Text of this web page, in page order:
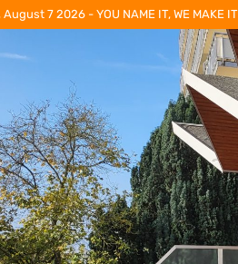
7 2026 - YOU NAME IT, WE MAKE